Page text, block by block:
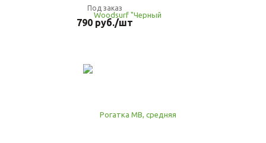
Под заказ
790 руб./шт